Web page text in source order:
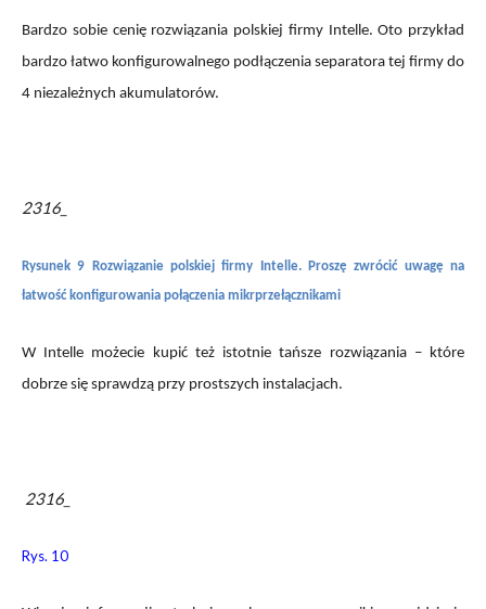
Bardzo sobie cenię rozwiązania polskiej firmy Intelle. Oto przykład
bardzo łatwo konfigurowalnego podłączenia separatora tej firmy do
4 niezależnych akumulatorów.
2316_
Rysunek 9 Rozwiązanie polskiej firmy Intelle. Proszę zwrócić uwagę na
łatwość konfigurowania połączenia mikrprzełącznikami
W Intelle możecie kupić też istotnie tańsze rozwiązania – które
dobrze się sprawdzą przy prostszych instalacjach.
2316_
Rys. 10